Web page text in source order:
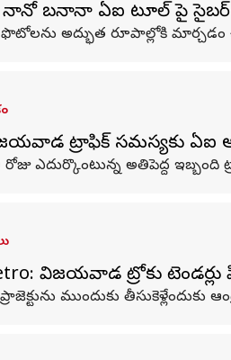
నానో బనానా ఏఐ టూల్‌ పై సైబర్
ఫొటోలను అద్భుత రూపాల్లోకి
ట్రాఫిక్ సమస్యకు
ఎదుర్కొంటున్న అతిపెద్ద ఇబ్బంది
విజయవాడ మెట్రోకు
ముందుకు తీసుకెళ్లేందుకు